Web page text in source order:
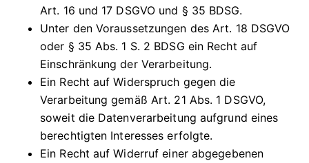
Art. 16 und 17 DSGVO und § 35 BDSG.
Unter den Voraussetzungen des Art. 18 DSGVO
oder § 35 Abs. 1 S. 2 BDSG ein Recht auf
Einschränkung der Verarbeitung.
Ein Recht auf Widerspruch gegen die
Verarbeitung gemäß Art. 21 Abs. 1 DSGVO,
soweit die Datenverarbeitung aufgrund eines
berechtigten Interesses erfolgte.
Ein Recht auf Widerruf einer abgegebenen